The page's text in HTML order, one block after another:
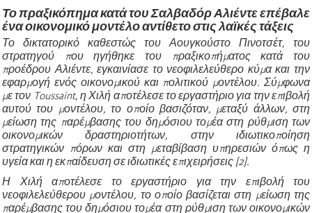
Το πραξικόπημα κατά του Σαλβαδόρ Αλιέντε επέβαλε
ένα οικονομικό μοντέλο αντίθετο στις λαϊκές τάξεις
Το δικτατορικό καθεστώς του Αουγκούστο Πινοτσέτ, του
στρατηγού που ηγήθηκε του πραξικοπήματος κατά του
προέδρου Αλιέντε, εγκαινίασε το νεοφιλελεύθερο κύμα και την
εφαρμογή ενός οικονομικού και πολιτικού μοντέλου. Σύμφωνα
με τον Toussaint, η Χιλή αποτέλεσε το εργαστήριο για την επιβολή
αυτού του μοντέλου, το οποίο βασιζόταν, μεταξύ άλλων, στη
μείωση της παρέμβασης του δημόσιου τομέα στη ρύθμιση των
οικονομικών δραστηριοτήτων, στην ιδιωτικοποίηση
στρατηγικών πόρων και στη μεταβίβαση υπηρεσιών όπως η
υγεία και η εκπαίδευση σε ιδιωτικές επιχειρήσεις [2].
Η Χιλή αποτέλεσε το εργαστήριο για την επιβολή του
νεοφιλελεύθερου μοντέλου, το οποίο βασίζεται στη μείωση της
παρέμβασης του δημόσιου τομέα στη ρύθμιση των οικονομικών